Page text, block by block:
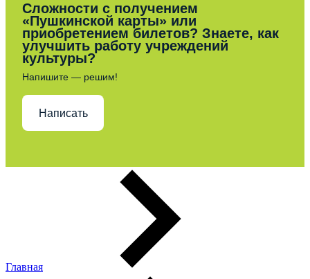
Сложности с получением
«Пушкинской карты» или
приобретением билетов? Знаете, как
улучшить работу учреждений
культуры?
Напишите — решим!
Написать
Главная